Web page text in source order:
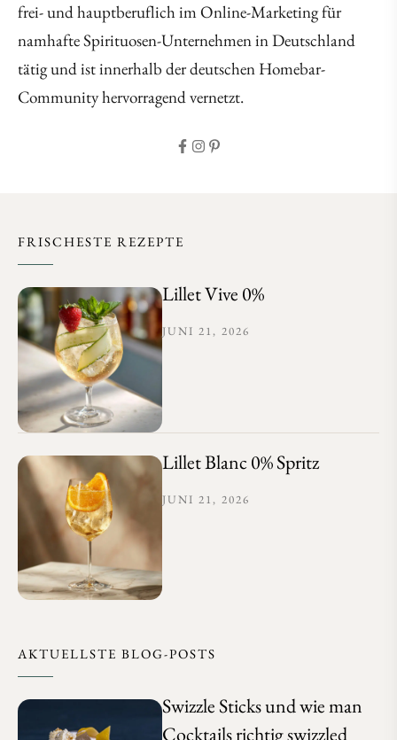
frei- und hauptberuflich im Online-Marketing für
namhafte Spirituosen-Unternehmen in Deutschland
tätig und ist innerhalb der deutschen Homebar-
Community hervorragend vernetzt.
FRISCHESTE REZEPTE
Lillet Vive 0%
JUNI 21, 2026
Lillet Blanc 0% Spritz
JUNI 21, 2026
AKTUELLSTE BLOG-POSTS
Swizzle Sticks und wie man
Cocktails richtig swizzled